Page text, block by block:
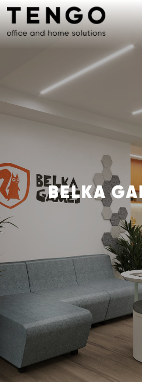
EL
BELKA